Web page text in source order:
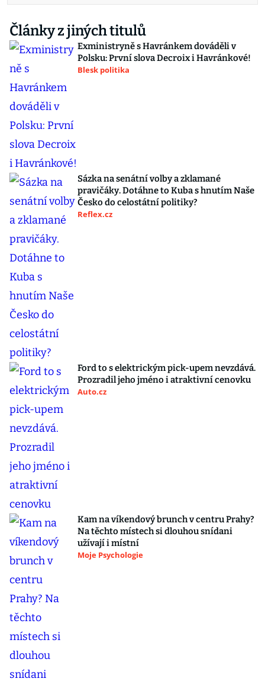
Články z jiných titulů
Exministryně s Havránkem dováděli v
Polsku: První slova Decroix i Havránkové!
Blesk politika
Sázka na senátní volby a zklamané
pravičáky. Dotáhne to Kuba s hnutím Naše
Česko do celostátní politiky?
Reflex.cz
Ford to s elektrickým pick-upem nevzdává.
Prozradil jeho jméno i atraktivní cenovku
Auto.cz
Kam na víkendový brunch v centru Prahy?
Na těchto místech si dlouhou snídani
užívají i místní
Moje Psychologie